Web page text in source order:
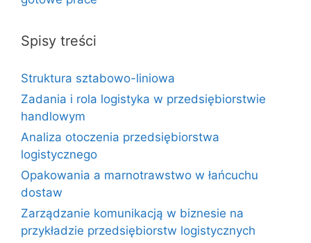
Spisy treści
Struktura sztabowo-liniowa
Zadania i rola logistyka w przedsiębiorstwie
handlowym
Analiza otoczenia przedsiębiorstwa
logistycznego
Opakowania a marnotrawstwo w łańcuchu
dostaw
Zarządzanie komunikacją w biznesie na
przykładzie przedsiębiorstw logistycznych